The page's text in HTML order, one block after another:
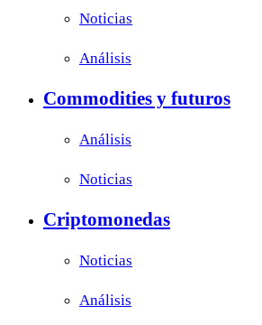
Noticias
Análisis
Commodities y futuros
Análisis
Noticias
Criptomonedas
Noticias
Análisis